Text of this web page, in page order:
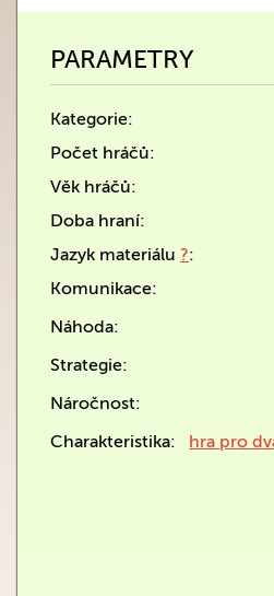
PARAMETRY
Kategorie:
Počet hráčů:
Věk hráčů:
Doba hraní:
Jazyk materiálu ?:
Komunikace:
Náhoda:
Strategie:
Náročnost:
Charakteristika:
hra pro